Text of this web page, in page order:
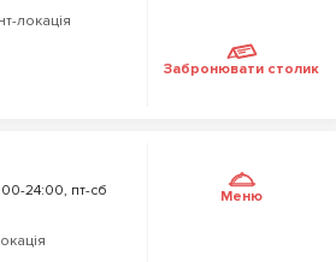
локація
Забронювати столик
24:00, пт-сб
Меню